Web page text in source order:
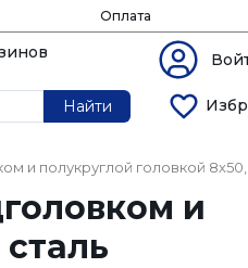
Оплата
Найти
и полукруглой головкой
и